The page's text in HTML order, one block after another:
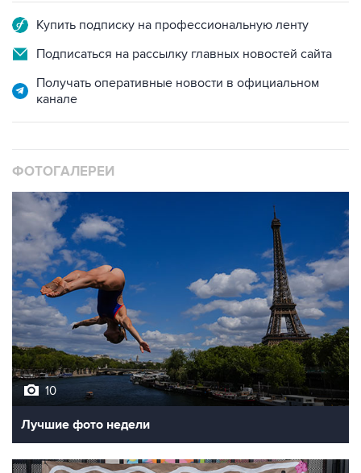
Подписаться на рассылку главных новостей сайта
Получать оперативные новости в официальном
10
Лучшие фото недели